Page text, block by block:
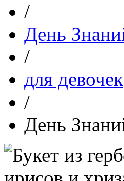
/
День
/
для девочек
/
День